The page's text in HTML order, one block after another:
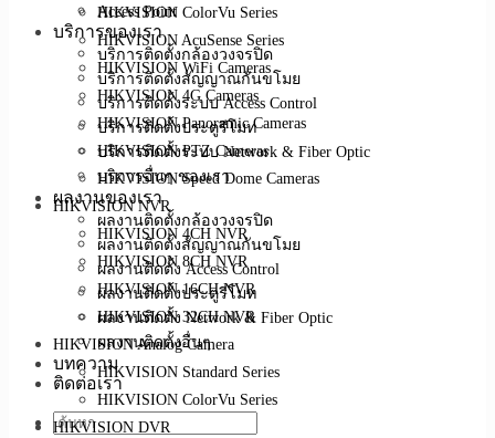
Access Point
บริการของเรา
บริการติดตั้งกล้องวงจรปิด
บริการติดตั้งสัญญาณกันขโมย
บริการติดตั้งระบบ Access Control
บริการติดตั้งประตูรีโมท
บริการติดตั้งระบบ Network & Fiber Optic
บริการอื่นๆ ของเรา
ผลงานของเรา
ผลงานติดตั้งกล้องวงจรปิด
ผลงานติดตั้งสัญญาณกันขโมย
ผลงานติดตั้ง Access Control
ผลงานติดตั้งประตูรีโมท
ผลงานติดตั้ง Network & Fiber Optic
ผลงานติดตั้งอื่นๆ
บทความ
ติดต่อเรา
HIKVISION ColorVu Series
HIKVISION AcuSense Series
HIKVISION WiFi Cameras
HIKVISION 4G Cameras
HIKVISION Panoramic Cameras
HIKVISION PTZ Cameras
HIKVISION Speed Dome Cameras
HIKVISION NVR
HIKVISION 4CH NVR
HIKVISION 8CH NVR
HIKVISION 16CH NVR
HIKVISION 32CH NVR
HIKVISION Analog Camera
HIKVISION Standard Series
HIKVISION ColorVu Series
HIKVISION DVR